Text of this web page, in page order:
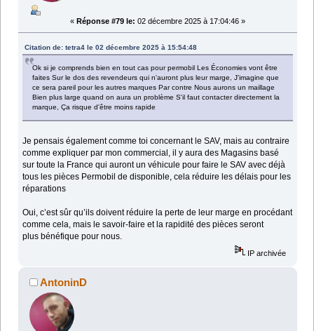
« Réponse #79 le: 02 décembre 2025 à 17:04:46 »
Citation de: tetra4 le 02 décembre 2025 à 15:54:48
Ok si je comprends bien en tout cas pour permobil Les Économies vont être
faites Sur le dos des revendeurs qui n'auront plus leur marge, J'imagine que
ce sera pareil pour les autres marques Par contre Nous aurons un maillage
Bien plus large quand on aura un problème S'il faut contacter directement la
marque, Ça risque d'être moins rapide
Je pensais également comme toi concernant le SAV, mais au contraire
comme expliquer par mon commercial, il y aura des Magasins basé
sur toute la France qui auront un véhicule pour faire le SAV avec déjà
tous les pièces Permobil de disponible, cela réduire les délais pour les
réparations
Oui, c’est sûr qu’ils doivent réduire la perte de leur marge en procédant
comme cela, mais le savoir-faire et la rapidité des pièces seront
plus bénéfique pour nous.
IP archivée
AntoninD